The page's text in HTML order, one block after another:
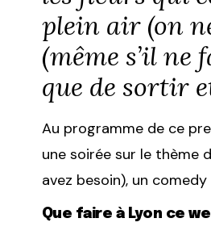
plein air (on
(même s’il ne
que de sortir
Au programme de ce
une soirée sur le thème
avez besoin), un
Que faire à Lyon ce